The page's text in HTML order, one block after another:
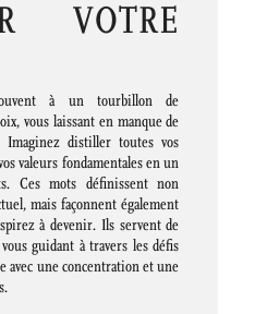
VOTRE
à un tourbillon de
vous laissant en manque de
distiller toutes vos
valeurs fondamentales en un
Ces mots définissent non
mais façonnent également
à devenir. Ils servent de
guidant à travers les défis
avec une concentration et une